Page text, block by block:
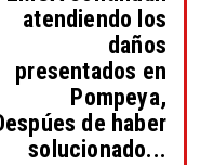
atendiendo los
daños
presentados en
Pompeya,
de haber
solucionado...